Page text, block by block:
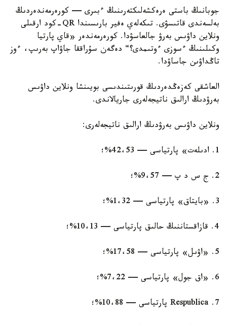
جوبانىڭ باستى ەرەكشەلىكتەرىنىڭ ءبىرى — كورەرمەندەردىڭ
بەلسەندى قاتىسۋى. تىكەلەي ەفير بارىسىندا QR-كود ارقىلى
ونلاين داۋىس بەرۋ جالعاسۋدا. كورەرمەندەر «قاي پارتيا
وكىلىنىڭ ءسوزى ءوتىمدى؟“ دەگەن سۇراققا جاۋاپ بەرىپ، ءوز
تاڭداۋىن جاساۋدا.
العاشقى كەزەڭدەردىڭ قورىتىندىسى بويىنشا ونلاين داۋىس
بەرۋدىڭ ارالىق ناتيجەلەرى جاريالاندى.
ونلاين داۋىس بەرۋدىڭ ارالىق ناتيجەلەرى:
1. ادىلەت» پارتياسى — 42،53%؛
2. ج س د پ — 9،57%؛
3. «بايتاق» پارتياسى — 1،32%؛
4. قازاقستاننىڭ حالىق پارتياسى — 10،13%؛
5. «اۋىل» پارتياسى — 17،58%؛
6. «اق جول» پارتياسى — 7،22%؛
7. Respublica پارتياسى — 10،88%؛